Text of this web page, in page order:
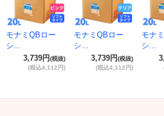
モナミQBロー
シ...
3,739円(税抜)
(税込4,112円)
モナミQBロー
シ...
3,739円(税抜)
(税込4,112円)
モナ
シ...